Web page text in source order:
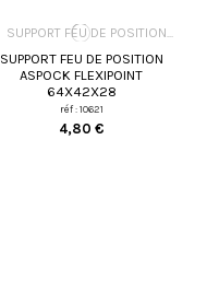
SUPPORT FEU DE POSITION
ASPOCK FLEXIPOINT
64X42X28
réf : 10621
4,80 €